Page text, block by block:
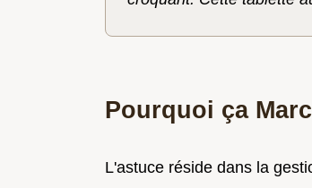
Pourquoi ça
L'astuce réside dans la